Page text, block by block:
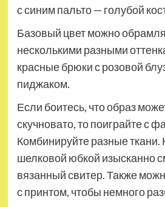
с синим пальто — голубой
Базовый цвет можно
несколькими разными
красные брюки с розовой
пиджаком.
Если боитесь, что образ
скучновато, то поиграйте с
Комбинируйте разные ткани.
шелковой юбкой изысканно
вязанный свитер. Также
с принтом, чтобы немного